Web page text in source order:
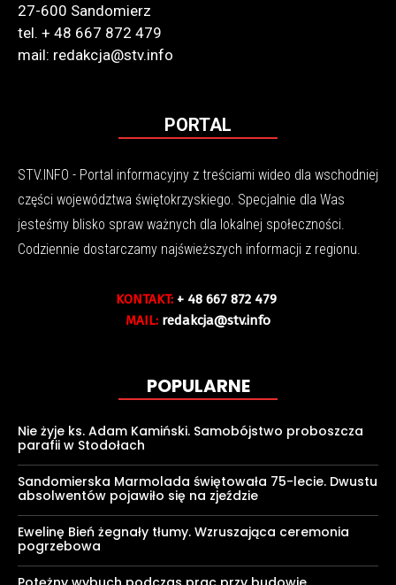
27-600 Sandomierz
tel. + 48 667 872 479
mail: redakcja@stv.info
PORTAL
STV.INFO - Portal informacyjny z treściami wideo dla wschodniej
części województwa świętokrzyskiego. Specjalnie dla Was
jesteśmy blisko spraw ważnych dla lokalnej społeczności.
Codziennie dostarczamy najświeższych informacji z regionu.
KONTAKT: + 48 667 872 479
MAIL: redakcja@stv.info
POPULARNE
Nie żyje ks. Adam Kamiński. Samobójstwo proboszcza
parafii w Stodołach
Sandomierska Marmolada świętowała 75-lecie. Dwustu
absolwentów pojawiło się na zjeździe
Ewelinę Bień żegnały tłumy. Wzruszająca ceremonia
pogrzebowa